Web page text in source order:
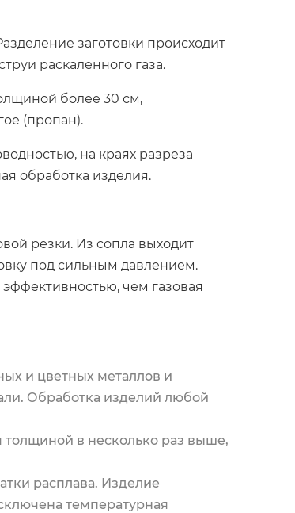
заготовки происходит
раскаленного газа.
более 30 см,
(пропан).
на краях разреза
обработка изделия.
резки. Из сопла выходит
под сильным давлением.
чем газовая
и цветных металлов и
Обработка изделий любой
толщиной в несколько раз выше,
расплава. Изделие
температурная